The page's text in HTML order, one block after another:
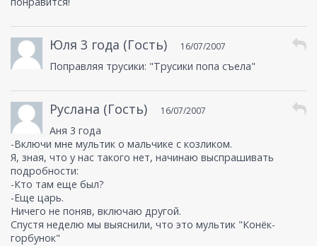
Юля 3 года (Гость) 16/07/2007
Поправляя трусики: "Трусики попа съела"
Руслана (Гость) 16/07/2007
Аня 3 года
-Включи мне мультик о мальчике с козликом.
Я, зная, что у нас такого нет, начинаю выспрашивать
подробности:
-Кто там еще был?
-Еще царь.
Ничего не поняв, включаю другой.
Спустя неделю мы выяснили, что это мультик "Конёк-
горбунок"